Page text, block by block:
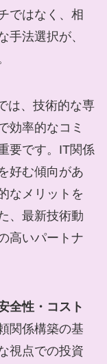
ではなく、相
手法選択が、
は、技術的な専
効率的なコミ
要です。IT関係
好む傾向があ
なメリットを
、最新技術動
高いパートナ
全性・コスト
関係構築の基
視点での投資